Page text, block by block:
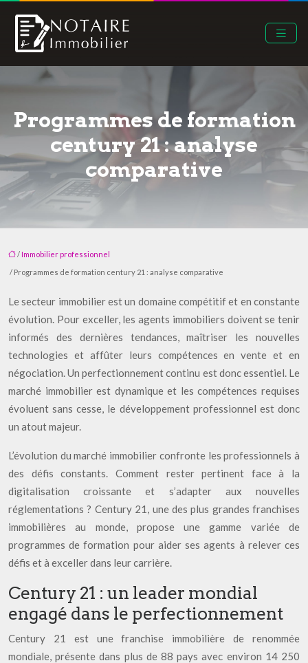
Programmes de formation
century 21 : analyse
comparative
/ Immobilier professionnel
/ Programmes de formation century 21 : analyse comparative
Le secteur immobilier est un domaine compétitif et en constante
évolution. Pour exceller, les agents immobiliers doivent se tenir
informés des dernières tendances, maîtriser les nouvelles
technologies et affûter leurs compétences en vente et en
négociation. Un perfectionnement continu est donc essentiel. Le
marché immobilier est dynamique et les compétences requises
évoluent sans cesse, le développement professionnel est donc
un atout majeur.
L’évolution du marché immobilier confronte les professionnels à
des défis constants. Comment rester pertinent face à la
digitalisation croissante et s’adapter aux nouvelles
réglementations ? Century 21, une des plus grandes franchises
immobilières au monde, propose une gamme variée de
programmes de formation pour aider ses agents à relever ces
défis et à exceller dans leur carrière.
Century 21 : un leader mondial
engagé dans le perfectionnement
Century 21 est une franchise immobilière de renommée
mondiale, présente dans plus de 88 pays avec environ 14 250